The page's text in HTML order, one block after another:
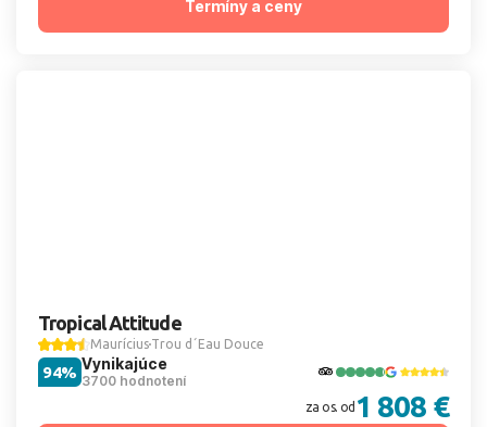
Termíny a ceny
Tropical Attitude
Maurícius Trou d´Eau Douce
Vynikajúce
3700 hodnotení
94%
za os. od 1 808 €